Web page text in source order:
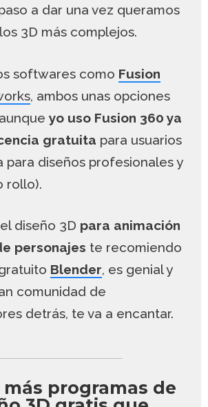
a dar una vez queramos
3D más complejos.
softwares como Fusion
, ambos unas opciones
yo uso Fusion 360 ya
gratuita para usuarios
para diseños profesionales y
rollo).
diseño 3D para animación
personajes te recomiendo
Blender, es genial y
comunidad de
detrás, te va a encantar.
más programas de